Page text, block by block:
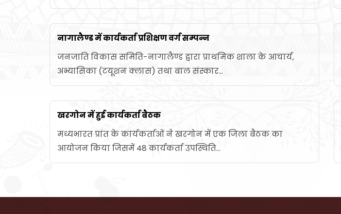
नागालैण्ड में कार्यकर्ता प्रशिक्षण वर्ग सम्पन्न
जनजाति विकास समिति-नागालैण्ड द्वारा प्राथमिक शाला के आचार्य,
अभ्यासिका (टयूशन क्लास) तथा बाल संस्कार...
खरगोन में हुई कार्यकर्ता बैठक
मध्यभारत प्रांत के कार्यकर्ताओं ने खरगोन में एक जिला बैठक का
आयोजन किया जिसमें 48 कार्यकर्ता उपस्थिति...